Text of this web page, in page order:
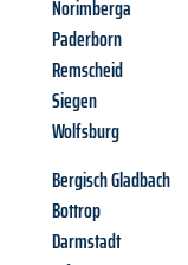
Norimberga
Paderborn
Remscheid
Siegen
Wolfsburg
Bergisch Gladbach
Bottrop
Darmstadt